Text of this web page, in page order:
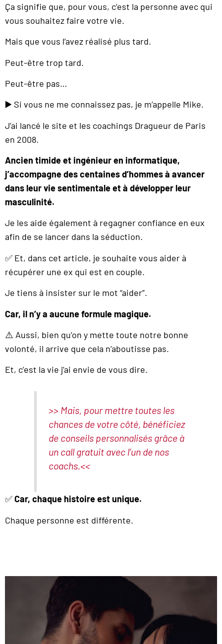
Ça signifie que, pour vous, c’est la personne avec qui
vous souhaitez faire votre vie.
Mais que vous l’avez réalisé plus tard.
Peut-être trop tard.
Peut-être pas…
▶️ Si vous ne me connaissez pas, je m’appelle Mike.
J’ai lancé le site et les coachings Dragueur de Paris
en 2008.
Ancien timide et ingénieur en informatique,
j’accompagne des centaines d’hommes à avancer
dans leur vie sentimentale et à développer leur
masculinité.
Je les aide également à regagner confiance en eux
afin de se lancer dans la séduction.
✅ Et, dans cet article, je souhaite vous aider à
récupérer une ex qui est en couple.
Je tiens à insister sur le mot “aider”.
Car, il n’y a aucune formule magique.
⚠️ Aussi, bien qu’on y mette toute notre bonne
volonté, il arrive que cela n’aboutisse pas.
Et, c’est la vie j’ai envie de vous dire.
>> Mais, pour mettre toutes les
chances de votre côté, bénéficiez
de conseils personnalisés grâce à
un call gratuit avec l’un de nos
coachs.<<
✅Car, chaque histoire est unique.
Chaque personne est différente.